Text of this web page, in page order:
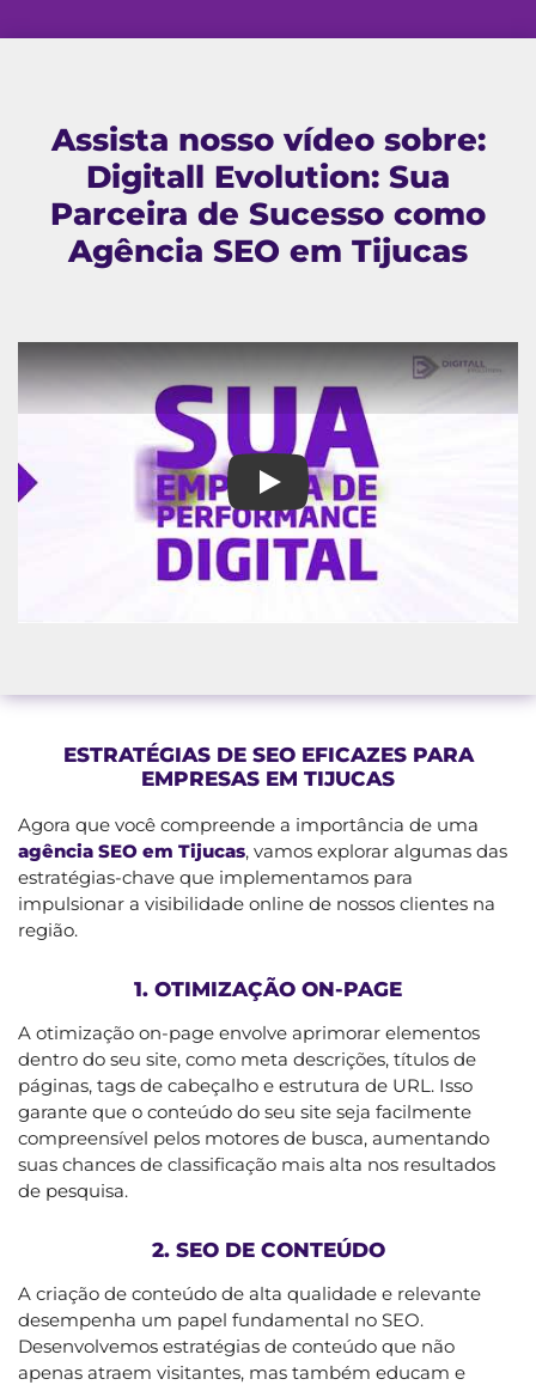
Assista nosso vídeo sobre:
Digitall Evolution: Sua
Parceira de Sucesso como
Agência SEO em Tijucas
Digitall Evolution: Sua
ESTRATÉGIAS DE SEO EFICAZES PARA
EMPRESAS EM TIJUCAS
Agora que você compreende a importância de uma
agência SEO em Tijucas, vamos explorar algumas das
estratégias-chave que implementamos para
impulsionar a visibilidade online de nossos clientes na
região.
1. OTIMIZAÇÃO ON-PAGE
A otimização on-page envolve aprimorar elementos
dentro do seu site, como meta descrições, títulos de
páginas, tags de cabeçalho e estrutura de URL. Isso
garante que o conteúdo do seu site seja facilmente
compreensível pelos motores de busca, aumentando
suas chances de classificação mais alta nos resultados
de pesquisa.
2. SEO DE CONTEÚDO
A criação de conteúdo de alta qualidade e relevante
desempenha um papel fundamental no SEO.
Desenvolvemos estratégias de conteúdo que não
apenas atraem visitantes, mas também educam e